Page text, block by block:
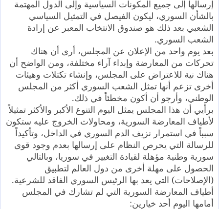
إرسالها إلى جميع المكونات السياسية وإلى الدول المهتمة
بالشأن السوري، ليكون الفيصل في التمثيل السياسي
الشعبي بعد ذلك هو صندوق الانتخاب المعبر عن إرادة
الشعب السوري.
بعد يوم واحد من الإعلان عن المجلس، أرى أن هناك
تحركات من المعارضة وإبداء آراء مختلفة، ومن الواضح أن
هناك نية للاعتراض على المجلس، وإنشاء تكتلات وهيئات
أخرى تزعم أنها تمثل الشعب السوري أكثر من المجلس
الوطني، وأرجو أن أكون مخطئاً في ذلك.
برأيي أن هذا المجلس يمثل اليوم التنوع الأكبر والأكثر تمثيلاً
لأطياف المعارضة السورية، ومحاولات الخروج عليه ستكون
سبباً في استمرار نزيف الدم السوري في الداخل، وتأكيداً
للرسالة التي يحرص النظام على إرسالها بعدم وجود قوى
سورية وطنية مؤهلة لقيادة التغيير في سوريا، وبالتالي
الحصول على مهلة أخرى من دول العالم لتطبيق
(الإصلاحات) التي يعد بها الرئيس السوري الفاقد للشرعية.
أطياف المعارضة السورية التي لم تشارك في المجلس
أمامها اليوم أحد خيارين: